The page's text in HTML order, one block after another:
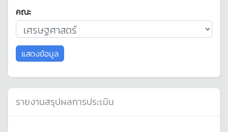
คณะ
แสดงข้อมูล
รายงานสรุปผลการประเมิน